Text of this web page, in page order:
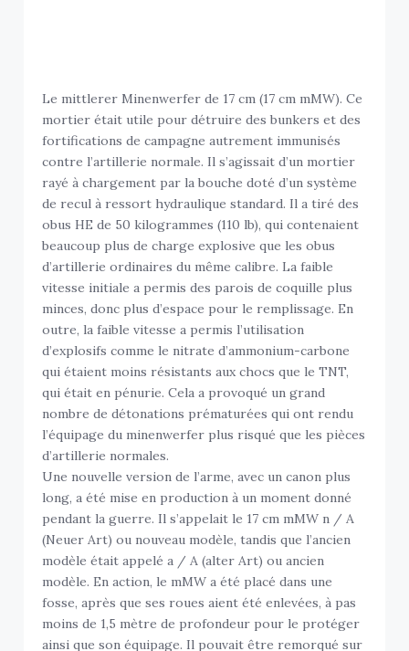
Le mittlerer Minenwerfer de 17 cm (17 cm mMW). Ce
mortier était utile pour détruire des bunkers et des
fortifications de campagne autrement immunisés
contre l’artillerie normale. Il s’agissait d’un mortier
rayé à chargement par la bouche doté d’un système
de recul à ressort hydraulique standard. Il a tiré des
obus HE de 50 kilogrammes (110 lb), qui contenaient
beaucoup plus de charge explosive que les obus
d’artillerie ordinaires du même calibre. La faible
vitesse initiale a permis des parois de coquille plus
minces, donc plus d’espace pour le remplissage. En
outre, la faible vitesse a permis l’utilisation
d’explosifs comme le nitrate d’ammonium-carbone
qui étaient moins résistants aux chocs que le TNT,
qui était en pénurie. Cela a provoqué un grand
nombre de détonations prématurées qui ont rendu
l’équipage du minenwerfer plus risqué que les pièces
d’artillerie normales.
Une nouvelle version de l’arme, avec un canon plus
long, a été mise en production à un moment donné
pendant la guerre. Il s’appelait le 17 cm mMW n / A
(Neuer Art) ou nouveau modèle, tandis que l’ancien
modèle était appelé a / A (alter Art) ou ancien
modèle. En action, le mMW a été placé dans une
fosse, après que ses roues aient été enlevées, à pas
moins de 1,5 mètre de profondeur pour le protéger
ainsi que son équipage. Il pouvait être remorqué sur